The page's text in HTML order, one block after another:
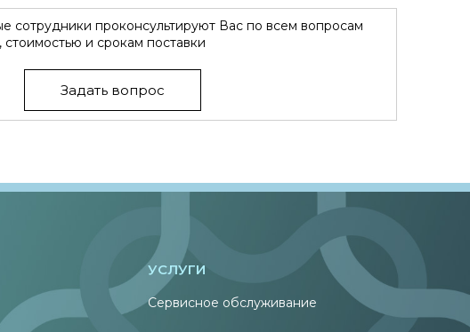
сотрудники проконсультируют Вас по всем вопросам
и срокам поставки
Задать вопрос
УСЛУГИ
Сервисное обслуживание